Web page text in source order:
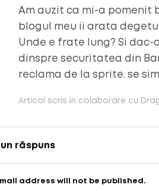
Am auzit ca mi-a pomenit
blogul meu ii arata
Unde e frate lung? Si
dinspre securitatea din
reclama de la sprite. se
Articol scris in colaborare cu
un răspuns
address will not be published.